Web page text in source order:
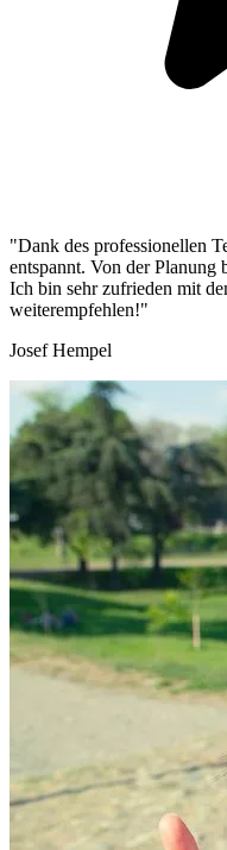
"Dank des professionellen
entspannt. Von der Planung
Ich bin sehr zufrieden mit
weiterempfehlen!"
Josef Hempel